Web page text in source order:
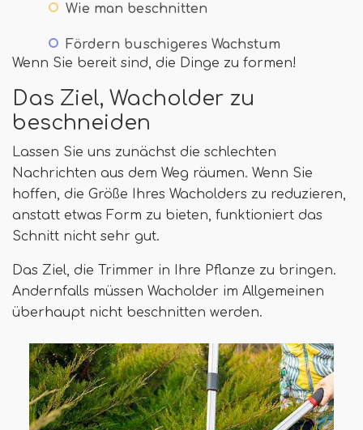
Wie man beschnitten
Fördern buschigeres Wachstum
Wenn Sie bereit sind, die Dinge zu formen!
Das Ziel, Wacholder zu
beschneiden
Lassen Sie uns zunächst die schlechten
Nachrichten aus dem Weg räumen. Wenn Sie
hoffen, die Größe Ihres Wacholders zu reduzieren,
anstatt etwas Form zu bieten, funktioniert das
Schnitt nicht sehr gut.
Das Ziel, die Trimmer in Ihre Pflanze zu bringen.
Andernfalls müssen Wacholder im Allgemeinen
überhaupt nicht beschnitten werden.